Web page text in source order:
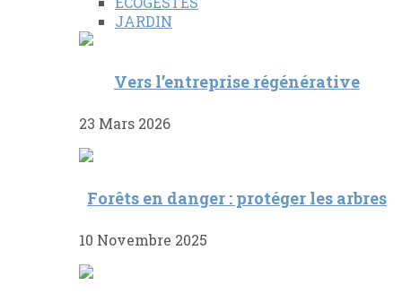
JARDIN
Vers l’entreprise régénérative
23 Mars 2026
Forêts en danger : protéger les arbres
10 Novembre 2025